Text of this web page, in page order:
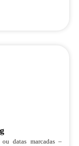
datas marcadas –